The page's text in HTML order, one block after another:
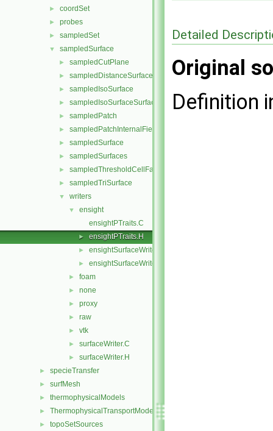
► coordSet
► probes
► sampledSet
▼ sampledSurface
► sampledCutPlane
► sampledDistanceSurface
► sampledIsoSurface
► sampledIsoSurfaceSurface
► sampledPatch
► sampledPatchInternalField
► sampledSurface
► sampledSurfaces
► sampledThresholdCellFaces
► sampledTriSurface
▼ writers
▼
ensight
ensightPTraits.C
► ensightPTraits.H
► ensightSurfaceWriter.C
► ensightSurfaceWriter.H
► foam
► none
► proxy
► raw
► vtk
► surfaceWriter.C
► surfaceWriter.H
► specieTransfer
► surfMesh
► thermophysicalModels
► ThermophysicalTransportModels
► topoSetSources
Detailed
Original
Definition